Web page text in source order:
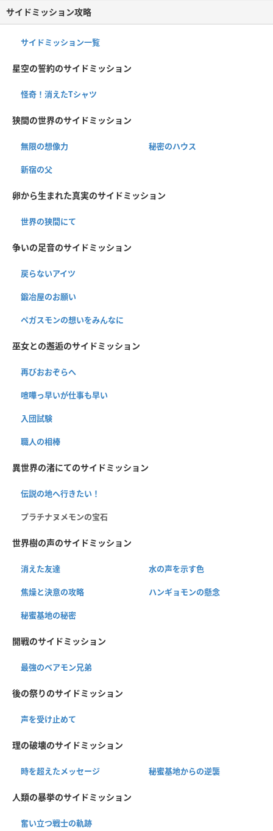
サイドミッション攻略
サイドミッション一覧
星空の誓約のサイドミッション
怪奇！消えたTシャツ
狭間の世界のサイドミッション
無限の想像力 秘密のハウス
新宿の父
卵から生まれた真実のサイドミッション
世界の狭間にて
争いの足音のサイドミッション
戻らないアイツ
鍛冶屋のお願い
ペガスモンの想いをみんなに
巫女との邂逅のサイドミッション
再びおおぞらへ
喧嘩っ早いが仕事も早い
入団試験
職人の相棒
異世界の渚にてのサイドミッション
伝説の地へ行きたい！
プラチナヌメモンの宝石
世界樹の声のサイドミッション
消えた友達 水の声を示す色
焦燥と決意の攻略 ハンギョモンの懸念
秘蜜基地の秘密
開戦のサイドミッション
最強のベアモン兄弟
後の祭りのサイドミッション
声を受け止めて
理の破壊のサイドミッション
時を超えたメッセージ 秘蜜基地からの逆襲
人類の暴挙のサイドミッション
奮い立つ戦士の軌跡